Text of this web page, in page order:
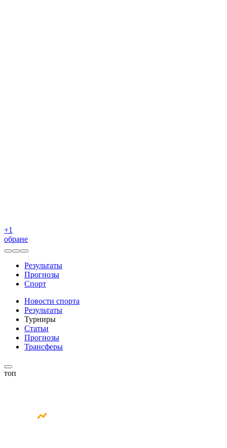
+1
обране
Результаты
Прогнозы
Спорт
Новости спорта
Результаты
Турниры
Статьи
Прогнозы
Трансферы
топ